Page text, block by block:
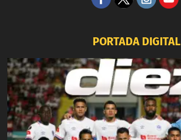
PORTADA DIGITAL